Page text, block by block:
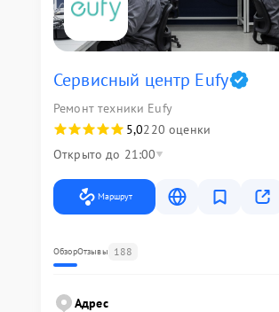
Сервисный центр Eufy
Ремонт техники Eufy
5,0220 оценки
Открыто до 21:00
Маршрут
ОбзорОтзывы 188
Адрес